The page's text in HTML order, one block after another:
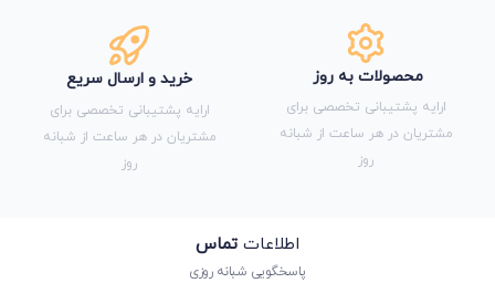
محصولات به روز
ارایه پشتیبانی تخصصی برای
مشتریان در هر ساعت از شبانه
روز
خرید و ارسال سریع
ارایه پشتیبانی تخصصی برای
مشتریان در هر ساعت از شبانه
روز
اطلاعات تماس
پاسخگویی شبانه روزی